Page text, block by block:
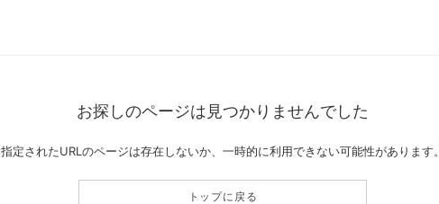
お探しのページは見つかりませんでした
指定されたURLのページは存在しないか、一時的に利用できない可能性があります。
トップに戻る